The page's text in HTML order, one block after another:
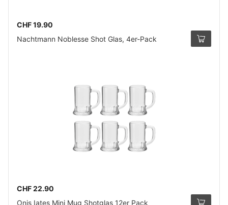
CHF 19.90
Nachtmann Noblesse Shot Glas, 4er-Pack
CHF 22.90
Onis Iates Mini Mug Shotglas 12er Pack